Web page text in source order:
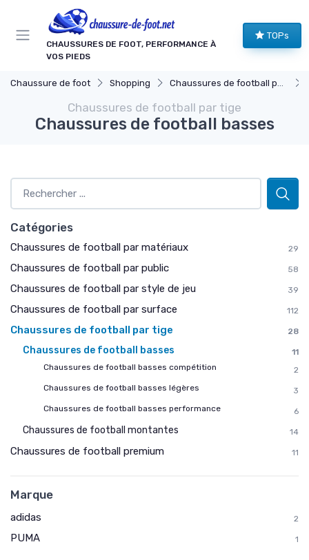
CHAUSSURES DE FOOT, PERFORMANCE À
VOS PIEDS
TOPs
Chaussure de foot Shopping Chaussures de football par tige
Chaussures de football par tige
Chaussures de football basses
Catégories
Chaussures de football par matériaux 29
Chaussures de football par public 58
Chaussures de football par style de jeu 39
Chaussures de football par surface 112
Chaussures de football par tige 28
Chaussures de football basses
11
Chaussures de football basses compétition
2
Chaussures de football basses légères
3
Chaussures de football basses performance
6
Chaussures de football montantes 14
Chaussures de football premium 11
Marque
adidas 2
PUMA 1
Panneau de gestion des cookies